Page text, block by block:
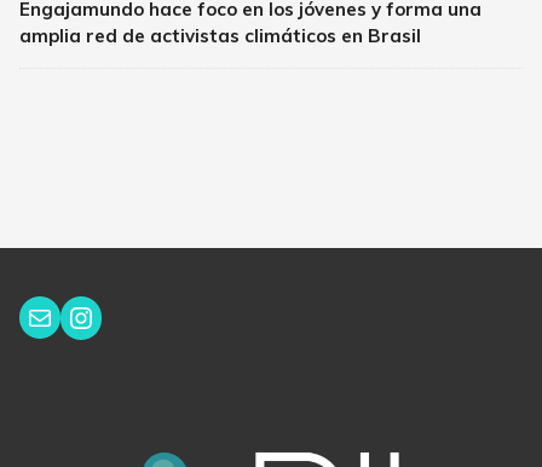
Engajamundo hace foco en los jóvenes y forma una
amplia red de activistas climáticos en Brasil
Correo electrónico
Instagram